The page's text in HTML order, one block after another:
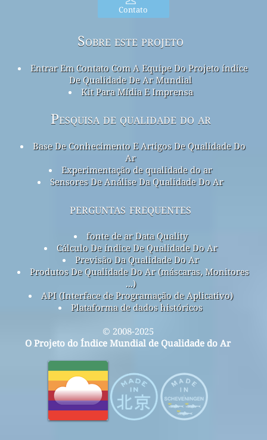
Contato
Sobre este projeto
Entrar Em Contato Com A Equipe Do Projeto índice
De Qualidade De Ar Mundial
Kit Para Mídia E Imprensa
Pesquisa de qualidade do ar
Base De Conhecimento E Artigos De Qualidade Do
Ar
Experimentação de qualidade do ar
Sensores De Análise Da Qualidade Do Ar
perguntas frequentes
fonte de ar Data Quality
Cálculo De índice De Qualidade Do Ar
Previsão Da Qualidade Do Ar
Produtos De Qualidade Do Ar (máscaras, Monitores
...)
API (Interface de Programação de Aplicativo)
Plataforma de dados históricos
© 2008-2025
O Projeto do Índice Mundial de Qualidade do Ar